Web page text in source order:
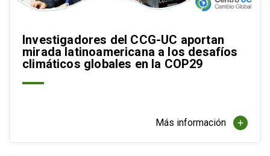
Investigadores del CCG-UC aportan
mirada latinoamericana a los desafíos
climáticos globales en la COP29
Más información add